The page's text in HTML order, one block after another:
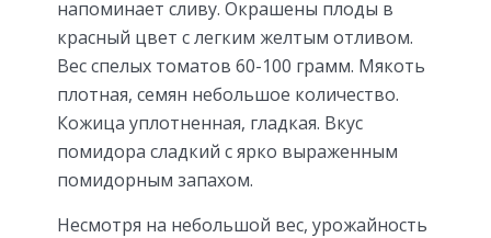
напоминает сливу. Окрашены плоды в
красный цвет с легким желтым отливом.
Вес спелых томатов 60-100 грамм. Мякоть
плотная, семян небольшое количество.
Кожица уплотненная, гладкая. Вкус
помидора сладкий с ярко выраженным
помидорным запахом.
Несмотря на небольшой вес, урожайность